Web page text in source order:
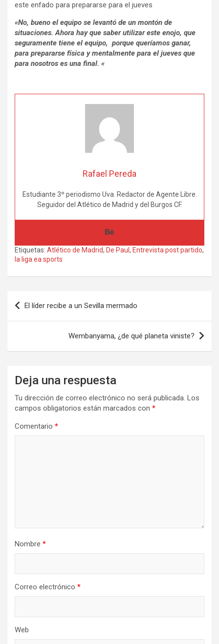
este enfado para prepararse para el jueves
«No, bueno el equipo se levantó de un montón de
situaciones. Ahora hay que saber utilizar este enojo, que
seguramente tiene el equipo, porque queríamos ganar,
para prepararse física y mentalmente para el jueves que
para nosotros es una final. «
Rafael Pereda
Estudiante 3º periodismo Uva. Redactor de Agente Libre.
Seguidor del Atlético de Madrid y del Burgos CF.
Etiquetas: Atlético de Madrid, De Paul , Entrevista post partido,
la liga ea sports
Navegación
de
El líder recibe a un Sevilla mermado
Wembanyama, ¿de qué planeta viniste?
Deja una respuesta
Tu dirección de correo electrónico no será publicada. Los
campos obligatorios están marcados con *
Comentario *
Nombre *
Correo electrónico *
Web